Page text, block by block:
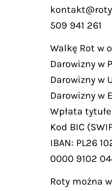
509 941 261
Walkę Rot w
Darowizny w
Darowizny w
Darowizny w
Wpłata
Kod BIC
IBAN: PL26
0000 9102
Roty można